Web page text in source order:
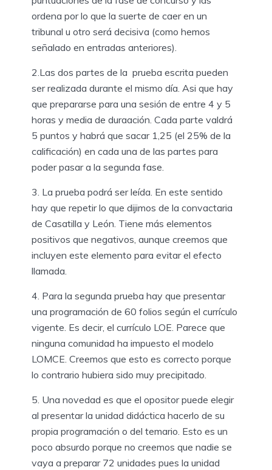
ordena por lo que la suerte de caer en un
tribunal u otro será decisiva (como hemos
señalado en entradas anteriores).
2.Las dos partes de la prueba escrita pueden
ser realizada durante el mismo día. Asi que hay
que prepararse para una sesión de entre 4 y 5
horas y media de duraación. Cada parte valdrá
5 puntos y habrá que sacar 1,25 (el 25% de la
calificación) en cada una de las partes para
poder pasar a la segunda fase.
3. La prueba podrá ser leída. En este sentido
hay que repetir lo que dijimos de la convactaria
de Casatilla y León. Tiene más elementos
positivos que negativos, aunque creemos que
incluyen este elemento para evitar el efecto
llamada.
4. Para la segunda prueba hay que presentar
una programación de 60 folios según el currículo
vigente. Es decir, el currículo LOE. Parece que
ninguna comunidad ha impuesto el modelo
LOMCE. Creemos que esto es correcto porque
lo contrario hubiera sido muy precipitado.
5. Una novedad es que el opositor puede elegir
al presentar la unidad didáctica hacerlo de su
propia programación o del temario. Esto es un
poco absurdo porque no creemos que nadie se
vaya a preparar 72 unidades pues la unidad